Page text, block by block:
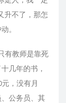
升不了，那怎
。
有教师是靠死
几年的书，
，没有月
公务员、其